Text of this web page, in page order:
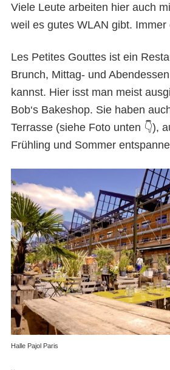
Viele Leute arbeiten hier auch
weil es gutes WLAN gibt. Immer
Les Petites Gouttes ist ein
Brunch, Mittag- und
kannst. Hier isst man meist
Bob‘s Bakeshop. Sie haben
Terrasse (siehe Foto unten 👇),
Frühling und Sommer
Halle Pajol Paris